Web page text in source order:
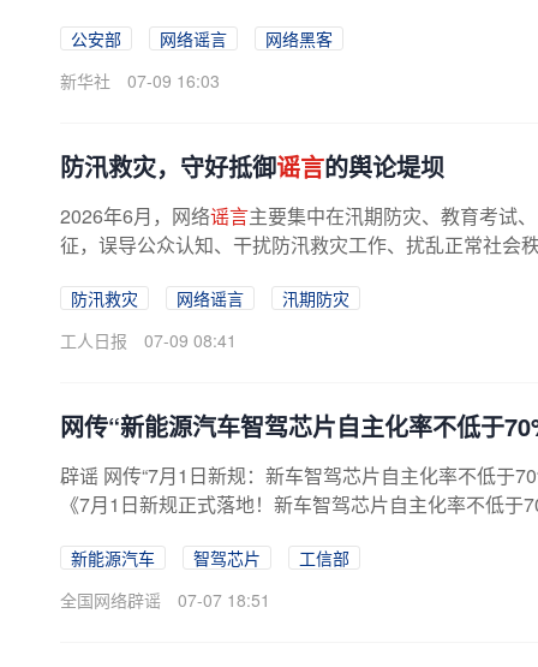
公安部 网络谣言
网络黑客
新华社
07-09 16:03
防汛救灾，守好抵御谣言的舆论堤坝
2026年6月，网络谣言主要集中在汛期防灾、教育考试
征，误导公众认知、干扰防汛救灾工作、扰乱正常社会
防汛救灾 网络谣言
汛期防灾
工人日报
07-09 08:41
网传“新能源汽车智驾芯片自主化率不低于
辟谣 网传“7月1日新规：新车智驾芯片自主化率不低于
《7月1日新规正式落地！新车智驾芯片自主化率不低于
新能源汽车 智驾芯片
工信部
全国网络辟谣
07-07 18:51